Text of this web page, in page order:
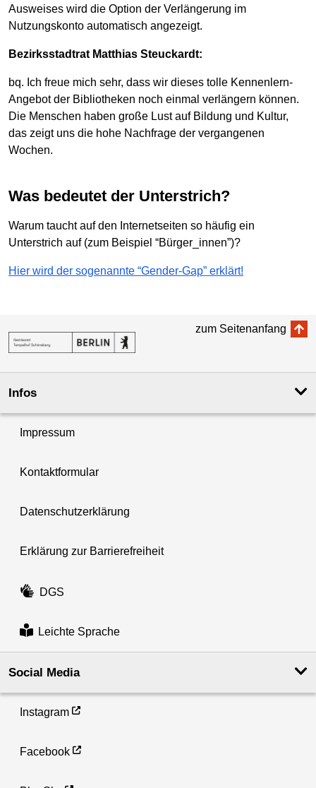
Ausweises wird die Option der Verlängerung im
Nutzungskonto automatisch angezeigt.
Bezirksstadtrat Matthias Steuckardt:
bq. Ich freue mich sehr, dass wir dieses tolle Kennenlern-
Angebot der Bibliotheken noch einmal verlängern können.
Die Menschen haben große Lust auf Bildung und Kultur,
das zeigt uns die hohe Nachfrage der vergangenen
Wochen.
Was bedeutet der Unterstrich?
Warum taucht auf den Internetseiten so häufig ein
Unterstrich auf (zum Beispiel “Bürger_innen”)?
Hier wird der sogenannte “Gender-Gap” erklärt!
zum Seitenanfang
Infos
Impressum
Kontaktformular
Datenschutzerklärung
Erklärung zur Barrierefreiheit
DGS
Leichte Sprache
Social Media
Instagram
Facebook